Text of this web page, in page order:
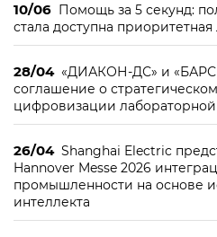
10/06 Помощь за 5 секунд:
стала доступна
28/04 «ДИАКОН-ДС» и «БАРС
соглашение о
цифровизации лабораторной
26/04 Shanghai Electric
Hannover Messe 2026
промышленности на основе
интеллекта